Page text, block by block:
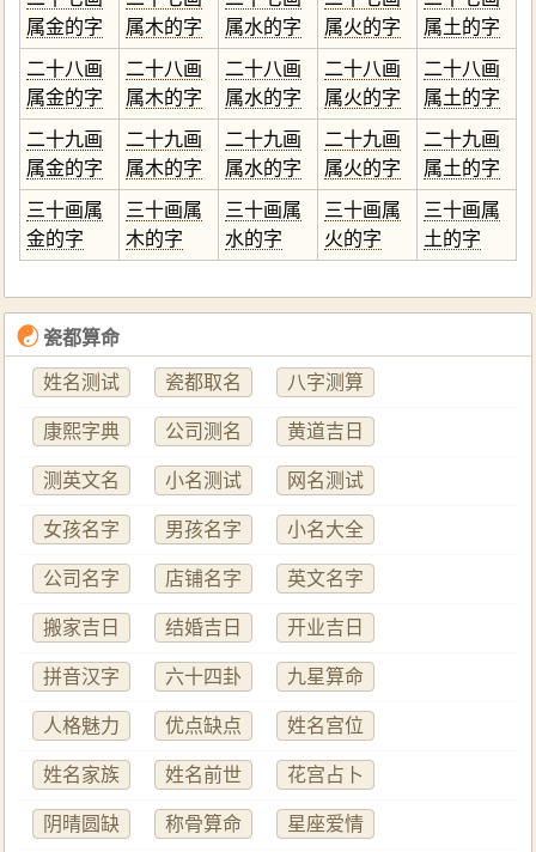
属金的字
属木的字
属水的字
属火的字
属土的字
二十八画
属金的字
二十八画
属木的字
二十八画
属水的字
二十八画
属火的字
二十八画
属土的字
二十九画
属金的字
二十九画
属木的字
二十九画
属水的字
二十九画
属火的字
二十九画
属土的字
三十画属
金的字
三十画属
木的字
三十画属
水的字
三十画属
火的字
三十画属
土的字
☯瓷都算命
姓名测试 瓷都取名 八字测算
康熙字典 公司测名 黄道吉日
测英文名 小名测试 网名测试
女孩名字 男孩名字 小名大全
公司名字 店铺名字 英文名字
搬家吉日 结婚吉日 开业吉日
拼音汉字 六十四卦 九星算命
人格魅力 优点缺点 姓名宫位
姓名家族 姓名前世 花宫占卜
阴晴圆缺 称骨算命 星座爱情